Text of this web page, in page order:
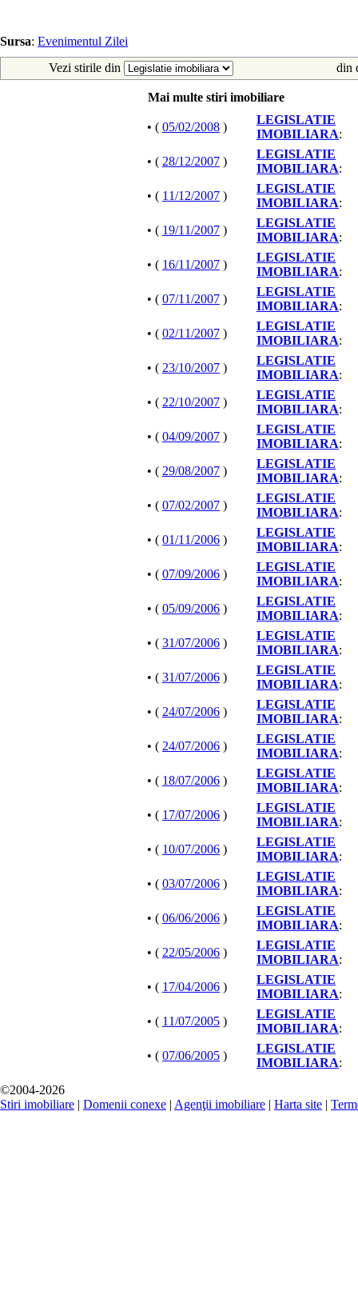
Sursa: Evenimentul Zilei
Vezi stirile din
din
Mai multe stiri imobiliare
• ( 05/02/2008 )
LEGISLATIE
IMOBILIARA:
• ( 28/12/2007 )
LEGISLATIE
IMOBILIARA:
• ( 11/12/2007 )
LEGISLATIE
IMOBILIARA:
• ( 19/11/2007 )
LEGISLATIE
IMOBILIARA:
• ( 16/11/2007 )
LEGISLATIE
IMOBILIARA:
• ( 07/11/2007 )
LEGISLATIE
IMOBILIARA:
• ( 02/11/2007 )
LEGISLATIE
IMOBILIARA:
• ( 23/10/2007 )
LEGISLATIE
IMOBILIARA:
• ( 22/10/2007 )
LEGISLATIE
IMOBILIARA:
• ( 04/09/2007 )
LEGISLATIE
IMOBILIARA:
• ( 29/08/2007 )
LEGISLATIE
IMOBILIARA:
• ( 07/02/2007 )
LEGISLATIE
IMOBILIARA:
• ( 01/11/2006 )
LEGISLATIE
IMOBILIARA:
• ( 07/09/2006 )
LEGISLATIE
IMOBILIARA:
• ( 05/09/2006 )
LEGISLATIE
IMOBILIARA:
• ( 31/07/2006 )
LEGISLATIE
IMOBILIARA:
• ( 31/07/2006 )
LEGISLATIE
IMOBILIARA:
• ( 24/07/2006 )
LEGISLATIE
IMOBILIARA:
• ( 24/07/2006 )
LEGISLATIE
IMOBILIARA:
• ( 18/07/2006 )
LEGISLATIE
IMOBILIARA:
• ( 17/07/2006 )
LEGISLATIE
IMOBILIARA:
• ( 10/07/2006 )
LEGISLATIE
IMOBILIARA:
• ( 03/07/2006 )
LEGISLATIE
IMOBILIARA:
• ( 06/06/2006 )
LEGISLATIE
IMOBILIARA:
• ( 22/05/2006 )
LEGISLATIE
IMOBILIARA:
• ( 17/04/2006 )
LEGISLATIE
IMOBILIARA:
• ( 11/07/2005 )
LEGISLATIE
IMOBILIARA:
• ( 07/06/2005 )
LEGISLATIE
IMOBILIARA:
©2004-2026
Stiri imobiliare | Domenii conexe | Agenţii imobiliare | Harta site |